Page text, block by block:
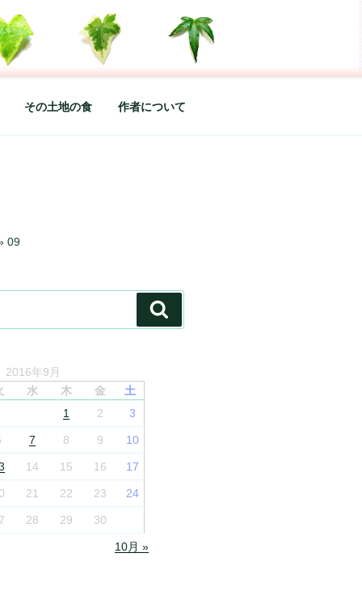
た松本あづさのDIARYです
その土地の食 作者について
09
索
2016年9月
水 木 金
土
1
2 3
7 8 9 10
14 15 16 17
21 22 23 24
28 29 30
10月 »